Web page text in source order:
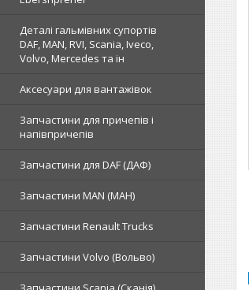
Деталі гальмівних супортів
DAF, MAN, RVI, Scania, Iveco,
Volvo, Mercedes та ін
Аксесуари для вантажівок
Запчастини для причепів і
напівпричепів
Запчастини для DAF (ДАФ)
Запчастини MAN (МАН)
Запчастини Renault Trucks
Запчастини Volvo (Вольво)